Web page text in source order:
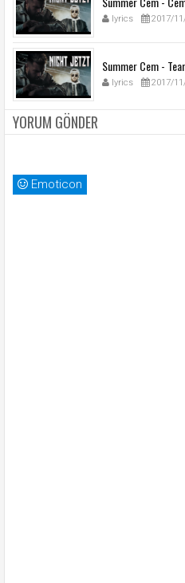
lyrics 2017/
Summer Cem -
lyrics 2017/
YORUM GÖNDER
Emoticon